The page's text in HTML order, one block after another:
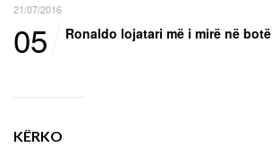
21/07/2016
05 Ronaldo lojatari më i mirë në botë
KËRKO